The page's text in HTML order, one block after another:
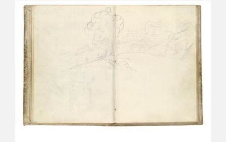
RECURSOS EDUCATIVOS